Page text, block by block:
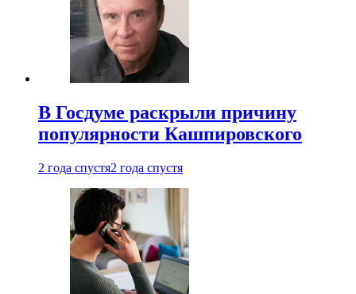
В Госдуме раскрыли причину
популярности Кашпировского
2 года спустя2 года спустя